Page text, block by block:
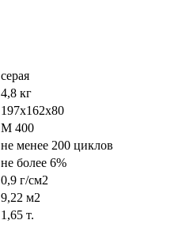
серая
4,8 кг
197х162х80
М 400
не менее 200 циклов
не более 6%
0,9 г/см2
9,22 м2
1,65 т.